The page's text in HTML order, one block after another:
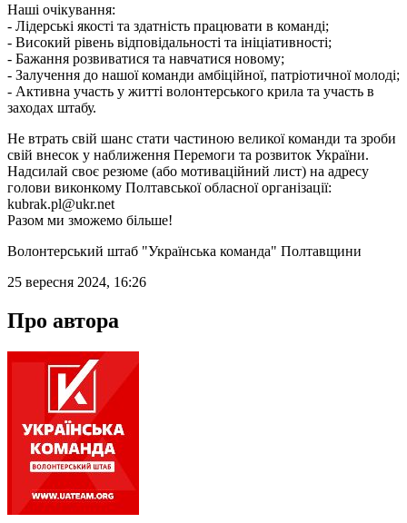
Наші очікування:
- Лідерські якості та здатність працювати в команді;
- Високий рівень відповідальності та ініціативності;
- Бажання розвиватися та навчатися новому;
- Залучення до нашої команди амбіційної, патріотичної молоді;
- Активна участь у житті волонтерського крила та участь в
заходах штабу.
Не втрать свій шанс стати частиною великої команди та зроби
свій внесок у наближення Перемоги та розвиток України.
Надсилай своє резюме (або мотиваційний лист) на адресу
голови виконкому Полтавської обласної організації:
kubrak.pl@ukr.net
Разом ми зможемо більше!
Волонтерський штаб "Українська команда" Полтавщини
25 вересня 2024, 16:26
Про автора